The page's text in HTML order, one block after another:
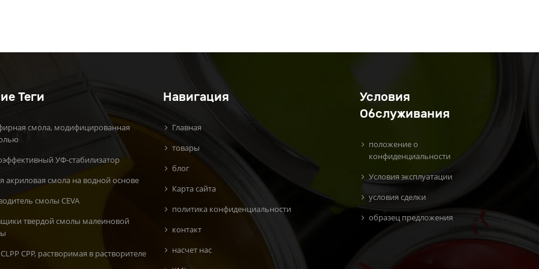
Теги
смола, модифицированная
УФ-стабилизатор
акриловая смола на водной основе
смолы CEVA
твердой смолы малеиновой
CPP, растворимая в растворителе
Навигация
Главная
товары
блог
Карта сайта
политика конфиденциальности
контакт
насчет нас
Условия
Обслуживания
положение о
конфиденциальности
Условия эксплуатации
условия сделки
образец предложения